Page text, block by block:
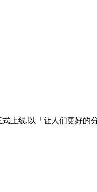
上线,以「让人们更好的